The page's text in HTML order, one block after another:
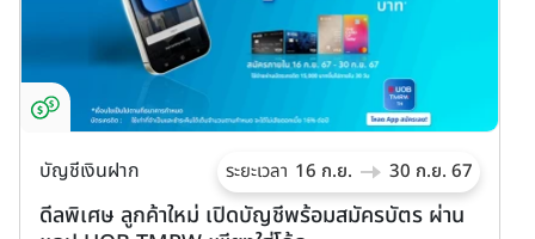
บัญชีเงินฝาก ระยะเวลา 16 ก.ย. 30 ก.ย. 67
ดีลพิเศษ ลูกค้าใหม่ เปิดบัญชีพร้อมสมัครบัตร ผ่าน